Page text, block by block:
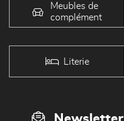
Meubles de
complément
Literie